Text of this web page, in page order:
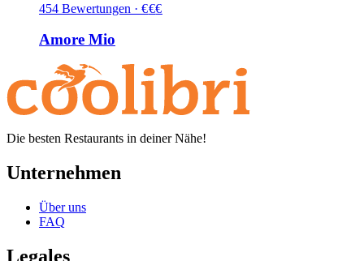
454 Bewertungen · €€€
Amore Mio
Die besten Restaurants in deiner Nähe!
Unternehmen
Über uns
FAQ
Legales